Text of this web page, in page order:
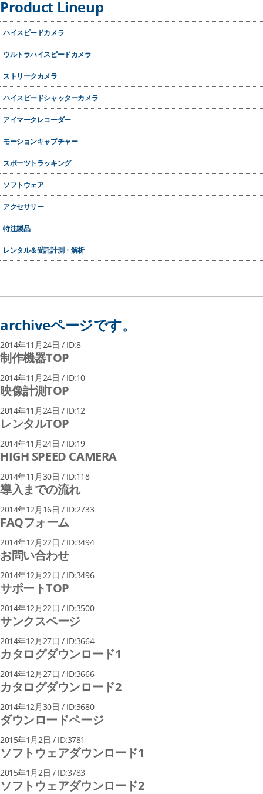
Product Lineup
ハイスピードカメラ
ウルトラハイスピードカメラ
ストリークカメラ
ハイスピードシャッターカメラ
アイマークレコーダー
モーションキャプチャー
スポーツトラッキング
ソフトウェア
アクセサリー
特注製品
レンタル＆受託計測・解析
archiveページです。
2014年11月24日 / ID:8
制作機器TOP
2014年11月24日 / ID:10
映像計測TOP
2014年11月24日 / ID:12
レンタルTOP
2014年11月24日 / ID:19
HIGH SPEED CAMERA
2014年11月30日 / ID:118
導入までの流れ
2014年12月16日 / ID:2733
FAQフォーム
2014年12月22日 / ID:3494
お問い合わせ
2014年12月22日 / ID:3496
サポートTOP
2014年12月22日 / ID:3500
サンクスページ
2014年12月27日 / ID:3664
カタログダウンロード1
2014年12月27日 / ID:3666
カタログダウンロード2
2014年12月30日 / ID:3680
ダウンロードページ
2015年1月2日 / ID:3781
ソフトウェアダウンロード1
2015年1月2日 / ID:3783
ソフトウェアダウンロード2